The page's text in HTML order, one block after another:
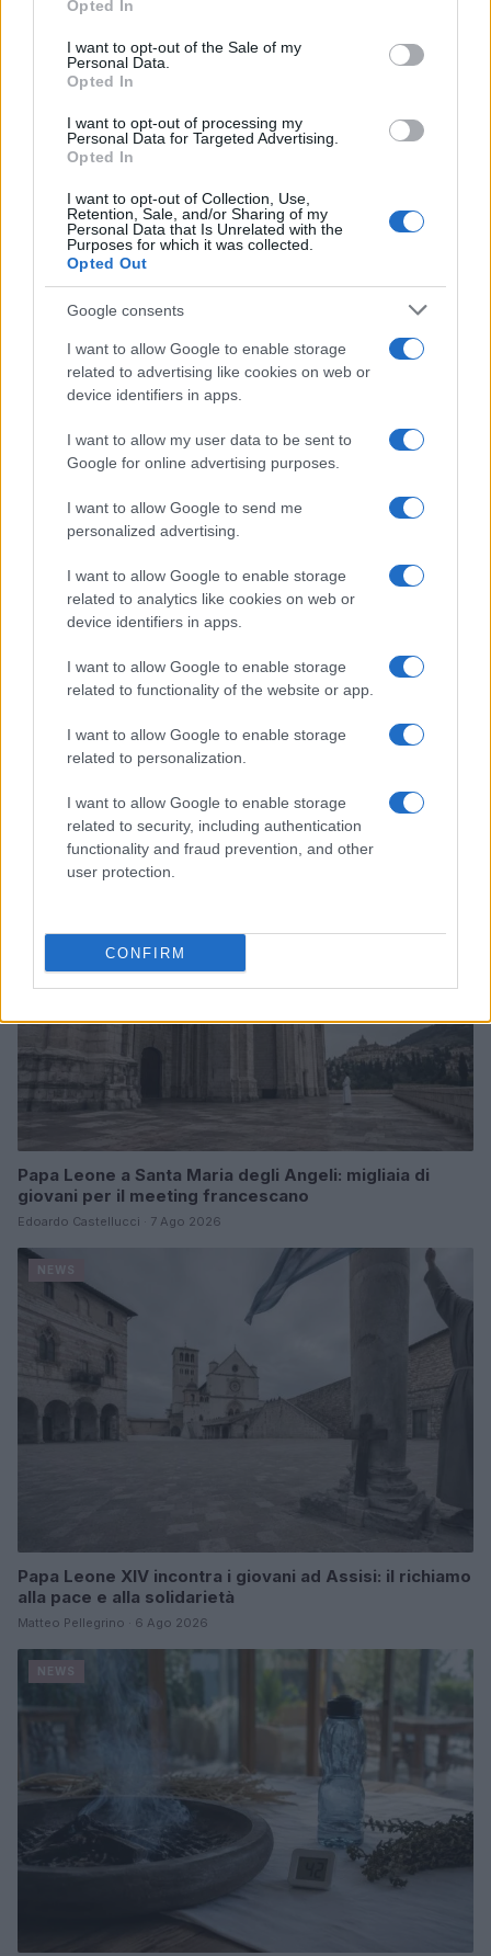
use your data for below specified purposes in below Google
consent section.
Opted In
I want to opt-out of the Sale of my
Personal Data.
Opted In
I want to opt-out of processing my
Personal Data for Targeted Advertising.
Opted In
I want to opt-out of Collection, Use,
Retention, Sale, and/or Sharing of my
Personal Data that Is Unrelated with the
Purposes for which it was collected.
Opted Out
Google consents
I want to allow Google to enable storage
related to advertising like cookies on web or
device identifiers in apps.
I want to allow my user data to be sent to
Google for online advertising purposes.
I want to allow Google to send me
personalized advertising.
I want to allow Google to enable storage
related to analytics like cookies on web or
device identifiers in apps.
I want to allow Google to enable storage
related to functionality of the website or app.
I want to allow Google to enable storage
related to personalization.
I want to allow Google to enable storage
related to security, including authentication
functionality and fraud prevention, and other
user protection.
CONFIRM
AUTORE
Cristian Castiglioni
blogger dopo aver postato una guida sui
bacari e ricevuto centinaia di messaggi: quella
redattore. Cura contenuti amichevoli e porta in
redazione appunti fotografici di vaporetto e
cicchetti.
Continua a leggere
NEWS
Papa Leone a Santa Maria degli Angeli: migliaia di
giovani per il meeting francescano
Edoardo Castellucci · 7 Ago 2026
Papa Leone XIV incontra i giovani ad Assisi: il richiamo
alla pace e alla solidarietà
Matteo Pellegrino · 6 Ago 2026